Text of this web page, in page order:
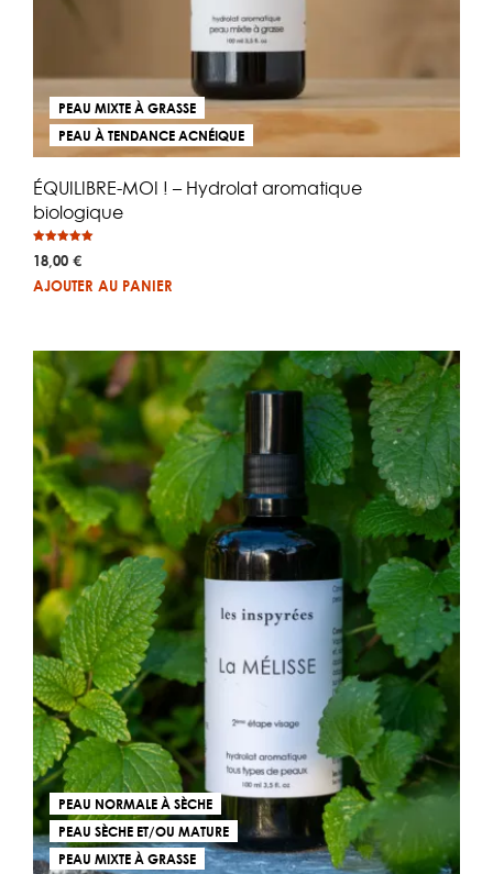
PEAU MIXTE À GRASSE
PEAU À TENDANCE ACNÉIQUE
ÉQUILIBRE-MOI ! – Hydrolat aromatique
biologique
5.00
18,00 €
AJOUTER AU PANIER
PEAU NORMALE À SÈCHE
PEAU SÈCHE ET/OU MATURE
PEAU MIXTE À GRASSE